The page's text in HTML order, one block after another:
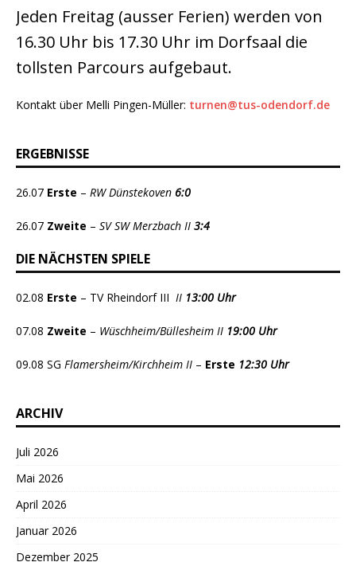
Jeden Freitag (ausser Ferien) werden von
16.30 Uhr bis 17.30 Uhr im Dorfsaal die
tollsten Parcours aufgebaut.
Kontakt über Melli Pingen-Müller: turnen@tus-odendorf.de
ERGEBNISSE
26.07 Erste – RW Dünstekoven 6:0
26.07 Zweite – SV SW Merzbach II 3:4
DIE NÄCHSTEN SPIELE
02.08 Erste – TV Rheindorf III II 13:00 Uhr
07.08 Zweite – Wüschheim/Büllesheim II 19:00 Uhr
09.08 SG Flamersheim/Kirchheim II – Erste 12:30 Uhr
ARCHIV
Juli 2026
Mai 2026
April 2026
Januar 2026
Dezember 2025